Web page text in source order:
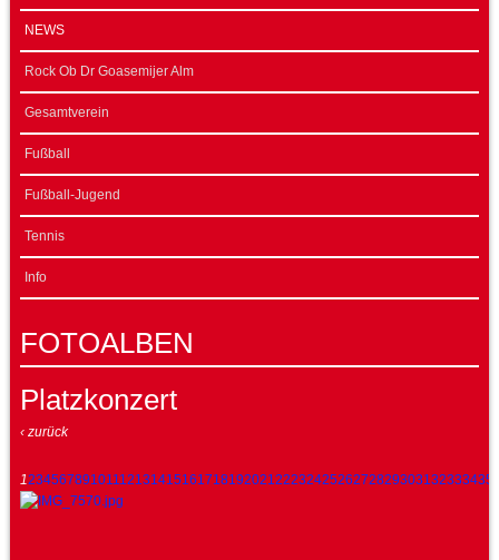
NEWS
Rock Ob Dr Goasemijer Alm
Gesamtverein
Fußball
Fußball-Jugend
Tennis
Info
FOTOALBEN
Platzkonzert
‹ zurück
1234567891011121314151617181920212223242526272829303132333435